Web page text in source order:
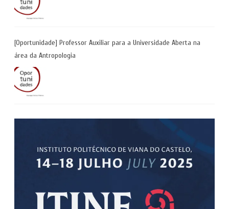
[Oportunidade] Professor Auxiliar para a Universidade Aberta na
área da Antropologia